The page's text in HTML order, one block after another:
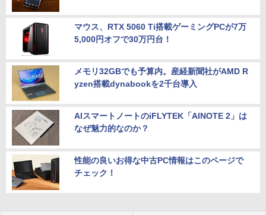
マウス、RTX 5060 Ti搭載ゲーミングPCが7万
5,000円オフで30万円台！
メモリ32GBでも予算内。産経新聞社がAMD R
yzen搭載dynabookを2千台導入
AIスマートノートのiFLYTEK「AINOTE 2」は
なぜ魅力的なのか？
性能の良いお得な中古PC情報はこのページで
チェック！